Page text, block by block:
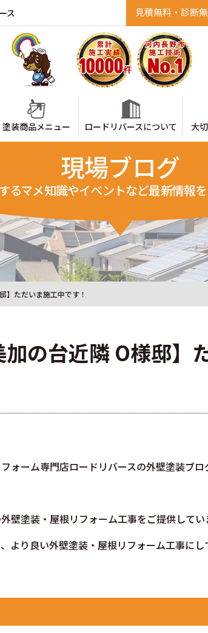
ス 見積無料・診断
塗装商品メニュー ロードリバースについて 大
現場ブログ
るマメ知識やイベントなど最新情報
】ただいま施工中です！
の台近隣 O様邸】
ォーム専門店ロードリバースの外壁塗装ブロ
壁塗装・屋根リフォーム工事をご提供してい
より良い外壁塗装・屋根リフォーム工事に